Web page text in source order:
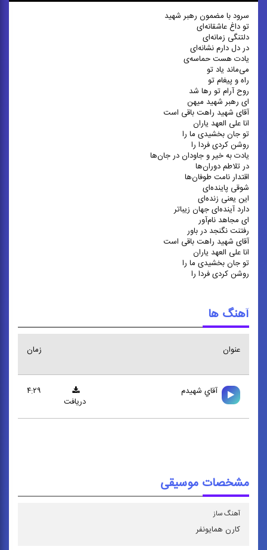
سرود با مضمون رهبر شهید
تو داغ عاشقانه‌ای
دلتنگی زمانه‌ای
در دل دارم نشانه‌ای
یادت هست حماسه‌ی
می‌ماند یاد تو
راه و پیغام تو
روح آرام تو رها شد
ای رهبر شهید میهن
آقای شهید راهت باقی است
انا علی العهد یاران
تو جان بخشیدی ما را
روشن کردی فردا را
یادت به خیر و جاودان در جان‌ها
در تلاطم دوران‌ها
اقتدار نامت طوفان‌ها
شوقی پاینده‌ای
این یعنی زنده‌ای
دارد آینده‌ای جهان زیباتر
ای مجاهد نام‌آور
رفتنت نگنجد در باور
آقای شهید راهت باقی است
انا علی العهد یاران
تو جان بخشیدی ما را
روشن کردی فردا را
آهنگ ها
عنوان زمان
آقاي شهيدم
۴:۲۹
دریافت
مشخصات موسیقی
آهنگ ساز
كارن همایونفر